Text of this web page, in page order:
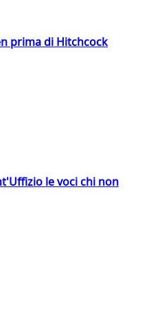
prima di Hitchcock
le voci chi non